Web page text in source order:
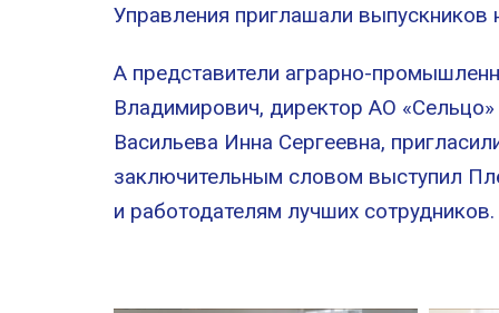
Управления приглашали выпускников
А представители аграрно-
Владимирович, директор АО «Сельцо»
Васильева Инна Сергеевна,
заключительным словом выступил
и работодателям лучших сотрудников.